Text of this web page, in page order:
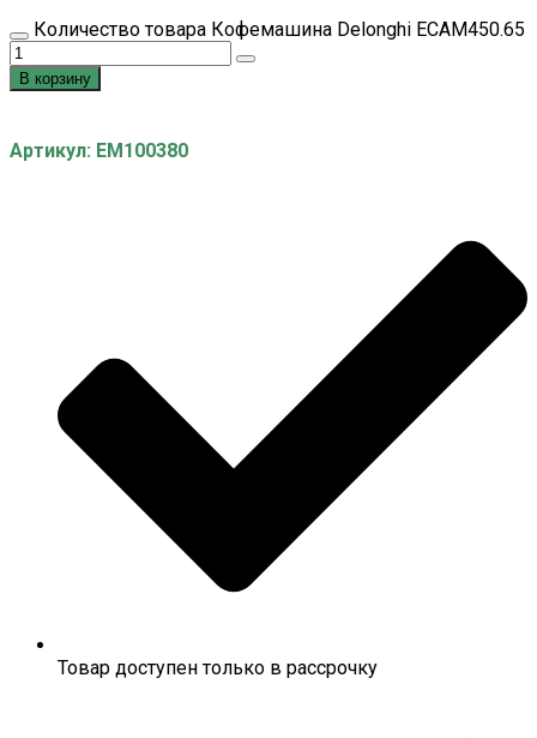
Количество товара Кофемашина Delonghi ECAM450.65
В корзину
Артикул: EM100380
Товар доступен только в рассрочку